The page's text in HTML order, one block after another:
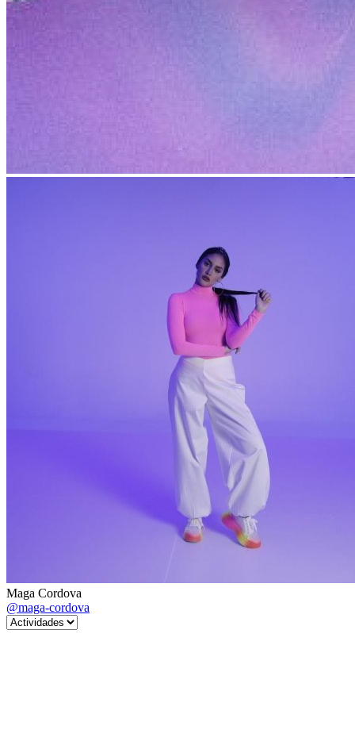
Maga Cordova
@maga-cordova